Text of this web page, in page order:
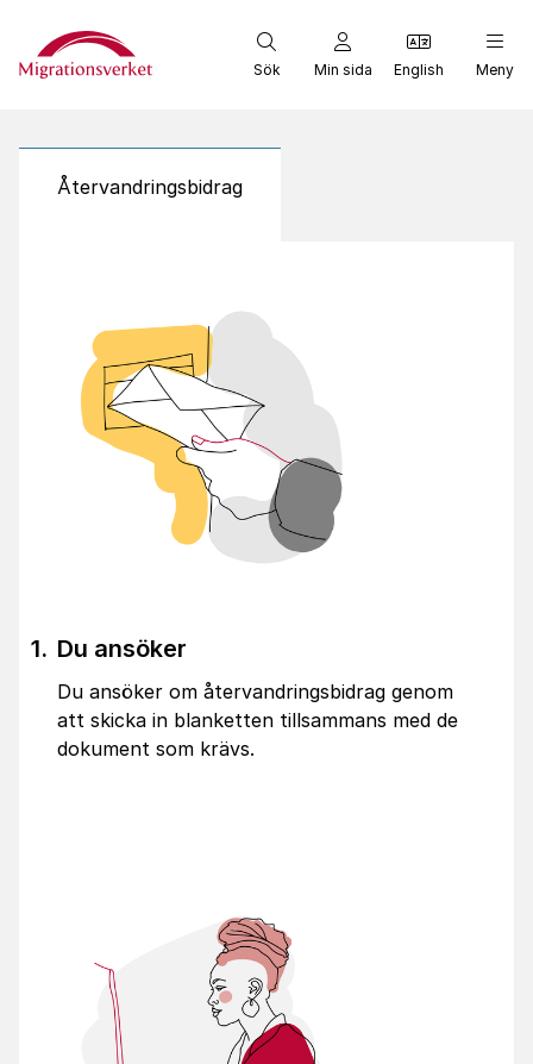
Start
Sök Min sida English Meny
Återvandringsbidrag
Du ansöker
Du ansöker om återvandringsbidrag genom
att skicka in blanketten tillsammans med de
dokument som krävs.